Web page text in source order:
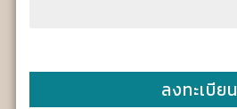
ลงทะเบียน